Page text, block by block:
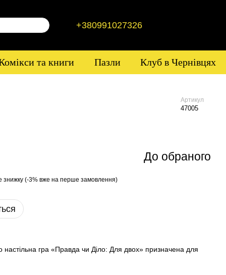
+380991027326
та книги Пазли Клуб в Чернівцях
Артикул
47005
До обраного
знижку (-3% вже на перше замовлення)
гра «Правда чи Діло: Для двох» призначена для